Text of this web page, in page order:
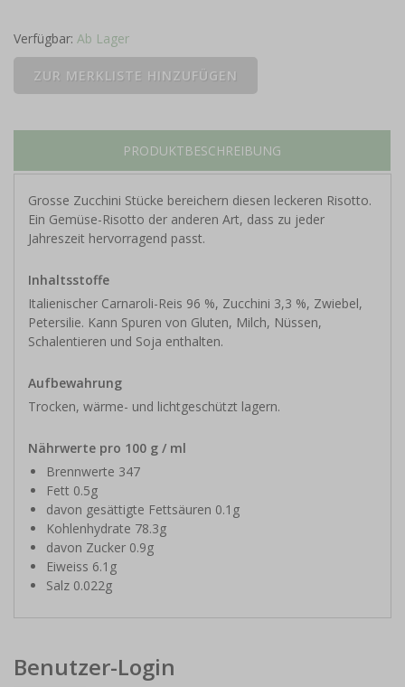
Verfügbar: Ab Lager
PRODUKTBESCHREIBUNG
Grosse Zucchini Stücke bereichern diesen leckeren Risotto.
Ein Gemüse-Risotto der anderen Art, dass zu jeder
Jahreszeit hervorragend passt.
Inhaltsstoffe
Italienischer Carnaroli-Reis 96 %, Zucchini 3,3 %, Zwiebel,
Petersilie. Kann Spuren von Gluten, Milch, Nüssen,
Schalentieren und Soja enthalten.
Aufbewahrung
Trocken, wärme- und lichtgeschützt lagern.
Nährwerte pro 100 g / ml
Brennwerte 347
Fett 0.5g
davon gesättigte Fettsäuren 0.1g
Kohlenhydrate 78.3g
davon Zucker 0.9g
Eiweiss 6.1g
Salz 0.022g
Benutzer-Login